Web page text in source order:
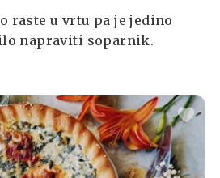
raste u vrtu pa je jedino
napraviti soparnik.